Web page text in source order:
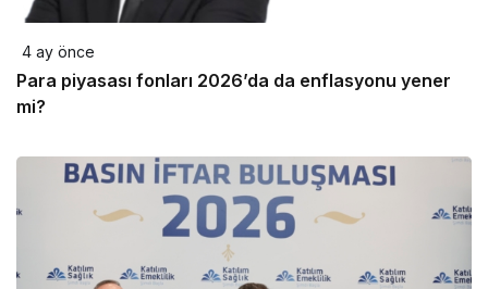
4 ay önce
Para piyasası fonları 2026’da da enflasyonu yener
mi?